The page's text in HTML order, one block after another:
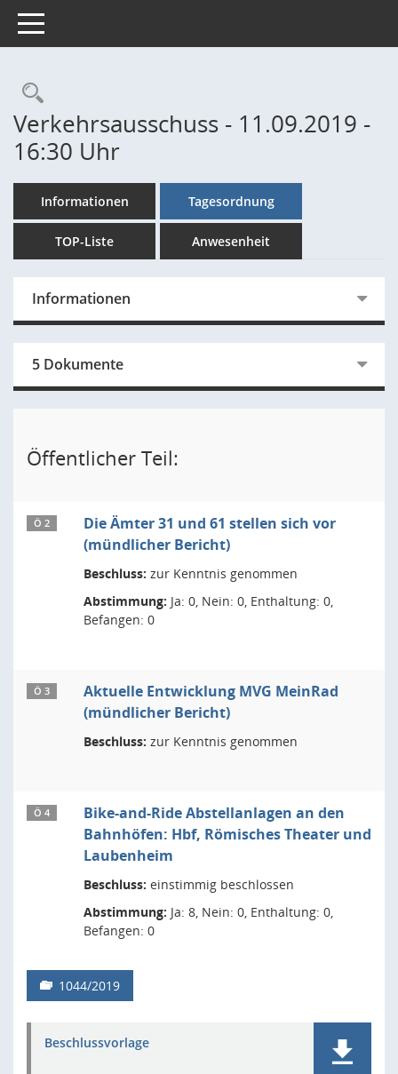
Toggle navigation
Rechercheauswahl
Verkehrsausschuss - 11.09.2019 -
16:30 Uhr
Informationen Tagesordnung
TOP-Liste Anwesenheit
Informationen
5 Dokumente
Öffentlicher Teil:
Ö 2
Die Ämter 31 und 61 stellen sich vor
(mündlicher Bericht)
Beschluss: zur Kenntnis genommen
Abstimmung: Ja: 0, Nein: 0, Enthaltung: 0,
Befangen: 0
Ö 3
Aktuelle Entwicklung MVG MeinRad
(mündlicher Bericht)
Beschluss: zur Kenntnis genommen
Ö 4
Bike-and-Ride Abstellanlagen an den
Bahnhöfen: Hbf, Römisches Theater und
Laubenheim
Beschluss: einstimmig beschlossen
Abstimmung: Ja: 8, Nein: 0, Enthaltung: 0,
Befangen: 0
1044/2019
Beschlussvorlage